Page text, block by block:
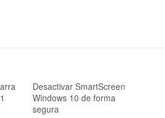
Desactivar SmartScreen
Windows 10 de forma
segura